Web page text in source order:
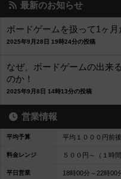
最新のお知らせ
ボードゲームを扱って1ヶ月
2025年9月28日 19時24分の投稿
なぜ、ボードゲームの出来
のか！
2025年9月8日 14時13分の投稿
営業情報
平均予算 平均１０００円前後
料金レンジ ５００円～（１時
平日営業 18時00分～22時00